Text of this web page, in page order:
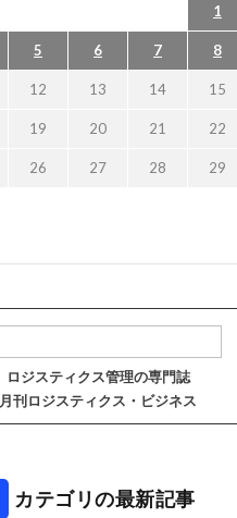
1
5 6 7 8
12 13 14 15
19 20 21 22
26 27 28 29
ロジスティクス管理の専門誌
月刊ロジスティクス・ビジネス
カテゴリの最新記事